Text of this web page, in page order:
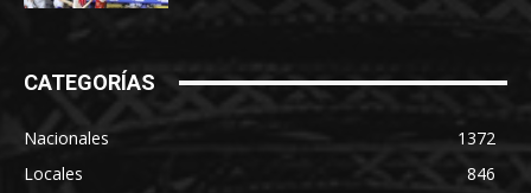
CATEGORÍAS
Nacionales
1372
Locales
846